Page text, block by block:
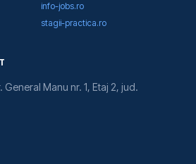
info-jobs.ro
stagii-practica.ro
General Manu nr. 1, Etaj 2, jud.